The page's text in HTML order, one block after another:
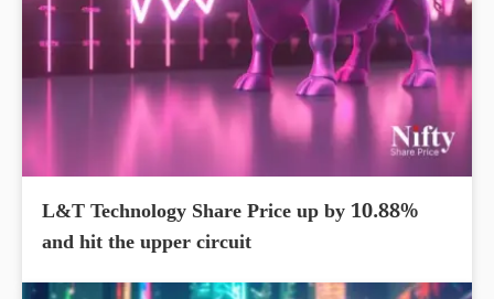
L&T Technology Share Price up by 10.88%
and hit the upper circuit